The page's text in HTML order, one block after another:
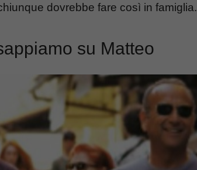
dovrebbe fare così in famiglia.
su Matteo